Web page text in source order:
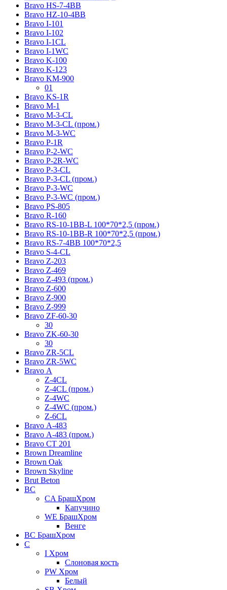
Bravo HS-7-4BB
Bravo HZ-10-4BB
Bravo I-101
Bravo I-102
Bravo I-1CL
Bravo I-1WC
Bravo K-100
Bravo K-123
Bravo KM-900
01
Bravo KS-1R
Bravo M-1
Bravo M-3-CL
Bravo M-3-CL (пром.)
Bravo M-3-WC
Bravo P-1R
Bravo P-2-WC
Bravo P-2R-WC
Bravo P-3-CL
Bravo P-3-CL (пром.)
Bravo P-3-WC
Bravo P-3-WC (пром.)
Bravo PS-805
Bravo R-160
Bravo RS-10-1BB-L 100*70*2,5 (пром.)
Bravo RS-10-1BB-R 100*70*2,5 (пром.)
Bravo RS-7-4BB 100*70*2,5
Bravo S-4-CL
Bravo Z-203
Bravo Z-469
Bravo Z-493 (пром.)
Bravo Z-600
Bravo Z-900
Bravo Z-999
Bravo ZF-60-30
30
Bravo ZK-60-30
30
Bravo ZR-5CL
Bravo ZR-5WC
Bravo А
Z-4CL
Z-4CL (пром.)
Z-4WC
Z-4WC (пром.)
Z-6CL
Bravo А-483
Bravo А-483 (пром.)
Bravo СТ 201
Brown Dreamline
Brown Oak
Brown Skyline
Brut Beton
BС
CA БрашХром
Капучино
WE БрашХром
Венге
BС БрашХром
C
I Хром
Слоновая кость
PW Хром
Белый